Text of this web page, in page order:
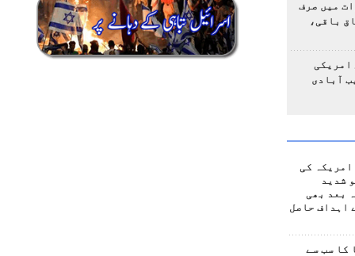
میں صرف
باقی،
امریکی
آبادی
امریکہ کی
شدید
بعد بھی
اہداف حاصل
کا سب سے